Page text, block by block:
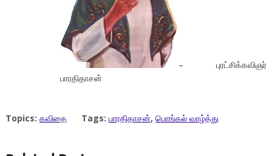
– புரட்சிக்கவிஞர்
பாரதிதாசன்
Topics: கவிதை Tags: பாரதிதாசன், பொங்கல் வாழ்த்து